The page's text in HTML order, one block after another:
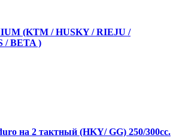
(KTM / HUSKY / RIEJU /
/ BETA )
на 2 тактный (HKY/ GG) 250/300cc.